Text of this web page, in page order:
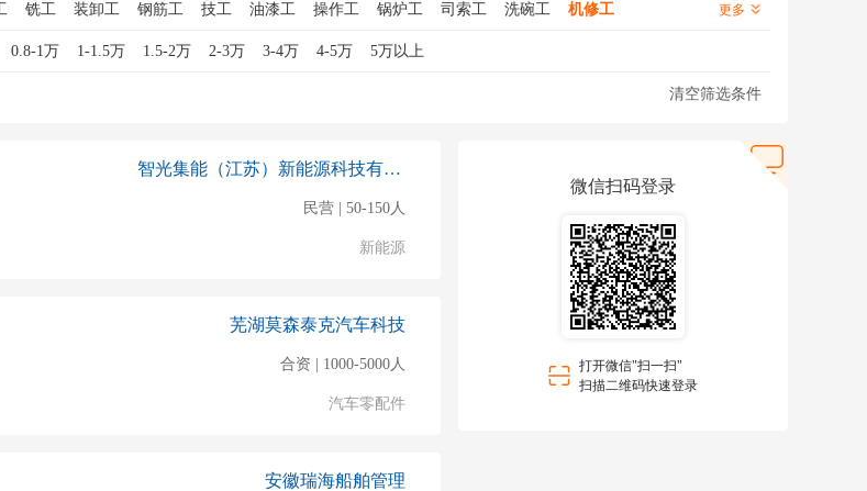
铣工 装卸工 钢筋工 技工 油漆工 操作工 锅炉工 司索工 洗碗工
机修工
管道工 包装工 水暖工 仪表工 模具工 数控车工 绿化工
更多
0.8-1万 1-1.5万 1.5-2万 2-3万 3-4万 4-5万 5万以上
清空筛选条件
智光集能（江苏）新能源科技有限公司无锡
民营 | 50-150人
新能源
芜湖莫森泰克汽车科技
合资 | 1000-5000人
汽车零配件
安徽瑞海船舶管理
微信扫码登录
打开微信"扫一扫"
扫描二维码快速登录